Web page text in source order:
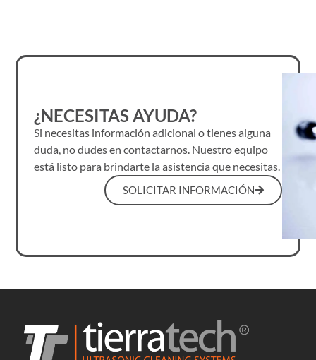
¿NECESITAS AYUDA?
Si necesitas información adicional o tienes alguna
duda, no dudes en contactarnos. Nuestro equipo
está listo para brindarte la asistencia que necesitas.
SOLICITAR INFORMACIÓN